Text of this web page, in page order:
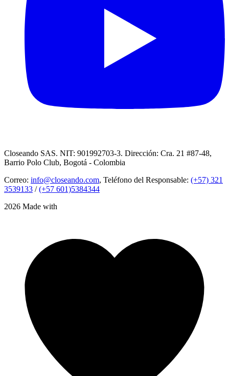
Closeando SAS. NIT: 901992703-3. Dirección: Cra. 21 #87-48,
Barrio Polo Club, Bogotá - Colombia
Correo: info@closeando.com, Teléfono del Responsable: (+57) 321
3539133 /(+57 601)5384344
2026 Made with